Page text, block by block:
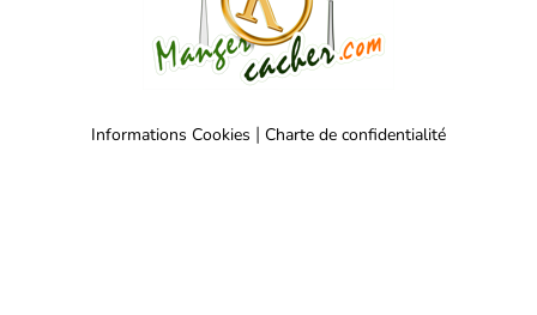
Informations Cookies | Charte de confidentialité